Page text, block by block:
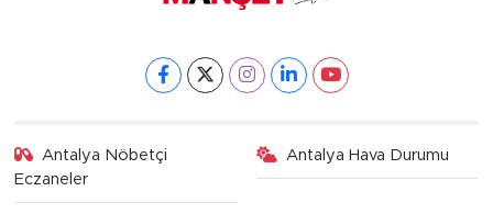
Antalya Nöbetçi
Eczaneler
Antalya Hava Durumu